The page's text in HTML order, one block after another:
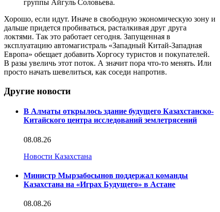
группы Айгуль Соловьева.
Хорошо, если идут. Иначе в свободную экономическую зону и
дальше придется пробиваться, расталкивая друг друга
локтями. Так это работает сегодня. Запущенная в
эксплуатацию автомагистраль «Западный Китай-Западная
Европа» обещает добавить Хоргосу туристов и покупателей.
В разы увеличь этот поток. А значит пора что-то менять. Или
просто начать шевелиться, как соседи напротив.
Другие новости
В Алматы открылось здание будущего Казахстанско-
Китайского центра исследований землетрясений
08.08.26
Новости Казахстана
Министр Мырзабосынов поддержал команды
Казахстана на «Играх Будущего» в Астане
08.08.26